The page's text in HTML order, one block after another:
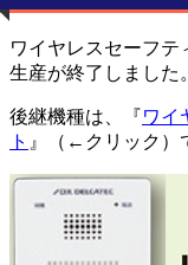
ワイヤレスセーフテ
生産が終了しました。
後継機種は、『ワイ
ト 』（←クリック）